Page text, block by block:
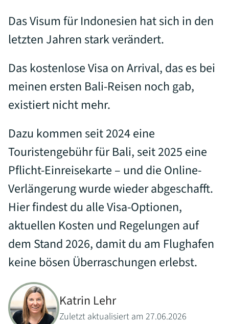
Das Visum für Indonesien hat sich in den
letzten Jahren stark verändert.
Das kostenlose Visa on Arrival, das es bei
meinen ersten Bali-Reisen noch gab,
existiert nicht mehr.
Dazu kommen seit 2024 eine
Touristengebühr für Bali, seit 2025 eine
Pflicht-Einreisekarte – und die Online-
Verlängerung wurde wieder abgeschafft.
Hier findest du alle Visa-Optionen,
aktuellen Kosten und Regelungen auf
dem Stand 2026, damit du am Flughafen
keine bösen Überraschungen erlebst.
Katrin Lehr
Zuletzt aktualisiert am 27.06.2026